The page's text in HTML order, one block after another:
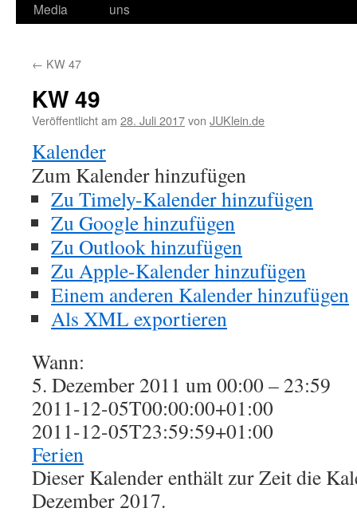
Media
uns
← KW 47
KW 49
Veröffentlicht am 28. Juli 2017von JUKlein.de
Kalender
Zum Kalender hinzufügen
Zu Timely-Kalender hinzufügen
Zu Google hinzufügen
Zu Outlook hinzufügen
Zu Apple-Kalender hinzufügen
Einem anderen Kalender hinzufügen
Als XML exportieren
Wann:
5. Dezember 2011 um 00:00 – 23:59
2011-12-05T00:00:00+01:00
2011-12-05T23:59:59+01:00
Ferien
Dieser Kalender enthält zur Zeit die
Dezember 2017.